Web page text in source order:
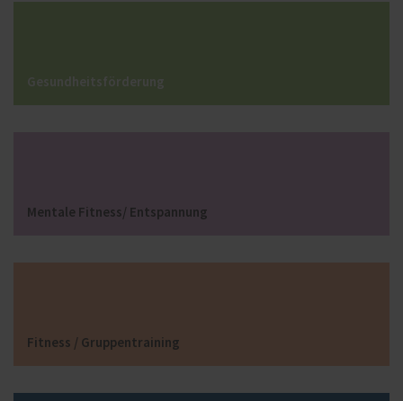
Gesundheitsförderung
Mentale Fitness/ Entspannung
Fitness / Gruppentraining